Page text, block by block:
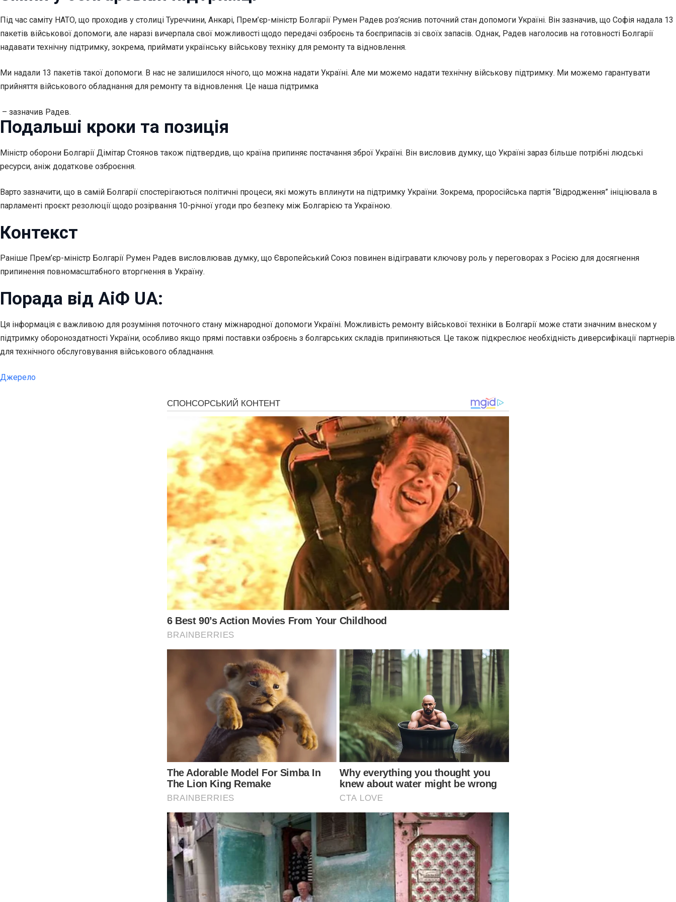
Під час саміту НАТО, що проходив у столиці Туреччини, Анкарі, Прем’єр-міністр Болгарії Румен Радев роз’яснив поточний стан допомоги Україні. Він зазначив, що Софія надала 13
пакетів військової допомоги, але наразі вичерпала свої можливості щодо передачі озброєнь та боєприпасів зі своїх запасів. Однак, Радев наголосив на готовності Болгарії
надавати технічну підтримку, зокрема, приймати українську військову техніку для ремонту та відновлення.
Ми надали 13 пакетів такої допомоги. В нас не залишилося нічого, що можна надати Україні. Але ми можемо надати технічну військову підтримку. Ми можемо гарантувати
прийняття військового обладнання для ремонту та відновлення. Це наша підтримка
– зазначив Радев.
Подальші кроки та позиція
Міністр оборони Болгарії Дімітар Стоянов також підтвердив, що країна припиняє постачання зброї Україні. Він висловив думку, що Україні зараз більше потрібні людські
ресурси, аніж додаткове озброєння.
Варто зазначити, що в самій Болгарії спостерігаються політичні процеси, які можуть вплинути на підтримку України. Зокрема, проросійська партія “Відродження” ініціювала в
парламенті проєкт резолюції щодо розірвання 10-річної угоди про безпеку між Болгарією та Україною.
Контекст
Раніше Прем’єр-міністр Болгарії Румен Радев висловлював думку, що Європейський Союз повинен відігравати ключову роль у переговорах з Росією для досягнення
припинення повномасштабного вторгнення в Україну.
Порада від АіФ UA:
Ця інформація є важливою для розуміння поточного стану міжнародної допомоги Україні. Можливість ремонту військової техніки в Болгарії може стати значним внеском у
підтримку обороноздатності України, особливо якщо прямі поставки озброєнь з болгарських складів припиняються. Це також підкреслює необхідність диверсифікації партнерів
для технічного обслуговування військового обладнання.
Джерело